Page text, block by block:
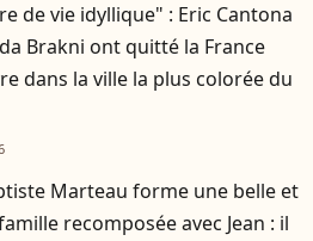
de vie idyllique" : Eric Cantona
Brakni ont quitté la France
dans la ville la plus colorée du
Marteau forme une belle et
recomposée avec Jean : il